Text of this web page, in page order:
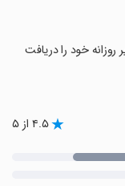
خود را دریافت
۴.۵ از ۵